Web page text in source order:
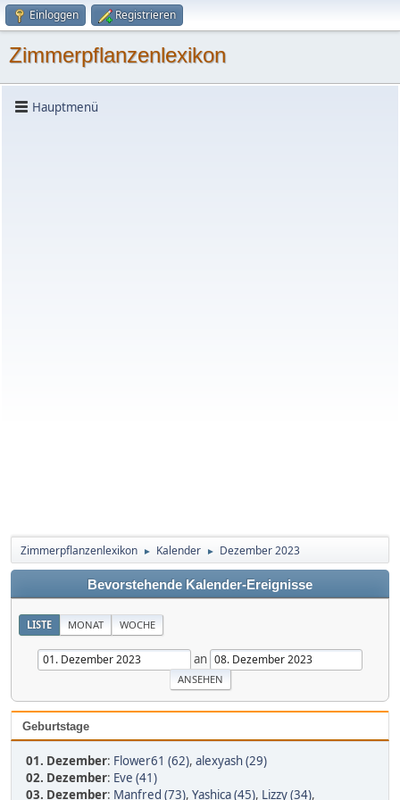
Einloggen Registrieren
Zimmerpflanzenlexikon
Hauptmenü
Zimmerpflanzenlexikon ► Kalender ► Dezember 2023
Bevorstehende Kalender-Ereignisse
LISTE MONAT WOCHE
an
Geburtstage
01. Dezember: Flower61 (62), alexyash (29)
02. Dezember: Eve (41)
03. Dezember: Manfred (73), Yashica (45), Lizzy (34),